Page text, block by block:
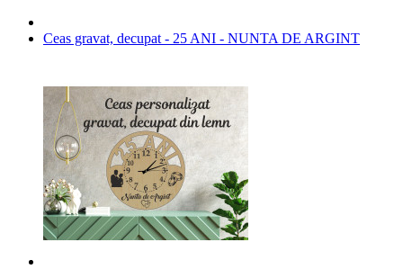
Ceas gravat, decupat - 25 ANI - NUNTA DE ARGINT